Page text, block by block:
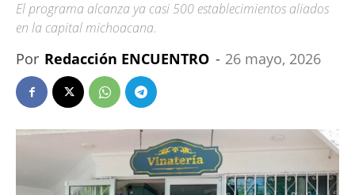
El programa alcanza ya casi 500 establecimientos aliados
en la capital michoacana.
Por Redacción ENCUENTRO - 26 mayo, 2026